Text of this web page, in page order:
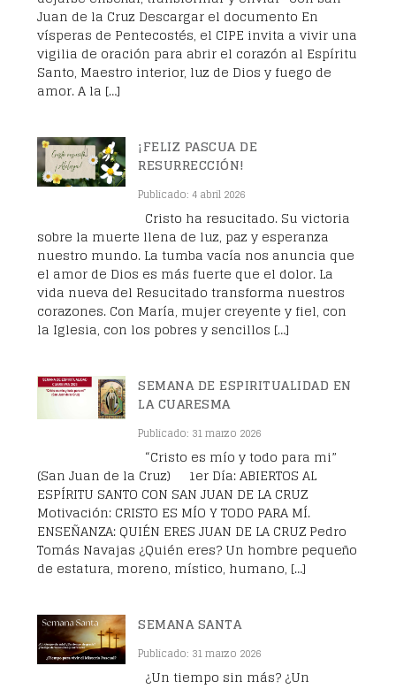
Juan de la Cruz Descargar el documento En
vísperas de Pentecostés, el CIPE invita a vivir una
vigilia de oración para abrir el corazón al Espíritu
Santo, Maestro interior, luz de Dios y fuego de
amor. A la […]
¡FELIZ PASCUA DE
RESURRECCIÓN!
Publicado: 4 abril 2026
Cristo ha resucitado. Su victoria
sobre la muerte llena de luz, paz y esperanza
nuestro mundo. La tumba vacía nos anuncia que
el amor de Dios es más fuerte que el dolor. La
vida nueva del Resucitado transforma nuestros
corazones. Con María, mujer creyente y fiel, con
la Iglesia, con los pobres y sencillos […]
SEMANA DE ESPIRITUALIDAD EN
LA CUARESMA
Publicado: 31 marzo 2026
“Cristo es mío y todo para mi”
(San Juan de la Cruz) 1er Día: ABIERTOS AL
ESPÍRITU SANTO CON SAN JUAN DE LA CRUZ
Motivación: CRISTO ES MÍO Y TODO PARA MÍ.
ENSEÑANZA: QUIÉN ERES JUAN DE LA CRUZ Pedro
Tomás Navajas ¿Quién eres? Un hombre pequeño
de estatura, moreno, místico, humano, […]
SEMANA SANTA
Publicado: 31 marzo 2026
¿Un tiempo sin más? ¿Un